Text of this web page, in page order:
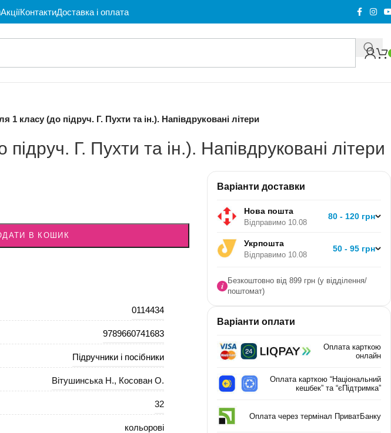
АкціїКонтактиДоставка і оплата
класу (до підруч. Г. Пухти та ін.). Напівдруковані літери
Г. Пухти та ін.). Напівдруковані літери
В КОШИК
0114434
9789660741683
Підручники і посібники
Вітушинська Н., Косован О.
32
кольорові
Варіанти доставки
Нова пошта
Відправимо 10.08
80 - 120 грн
Укрпошта
Відправимо 10.08
50 - 95 грн
Безкоштовно від 899 грн (у відділення/
поштомат)
Варіанти оплати
Оплата карткою
онлайн
Оплата карткою “Національний
кешбек” та “єПідтримка”
Оплата через термінал ПриватБанку